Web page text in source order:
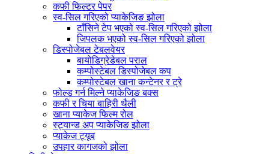
कफी फिल्टर पेपर
स्व-सिल गरिएको प्याकेजिङ झोला
टाँसिने टेप भएको स्व-सिल गरिएको झोला
जिपलक भएको स्व-सिल गरिएको झोला
डिस्पोजेबल टेबलवेयर
बायोडिग्रेडेबल पराल
कम्पोस्टेबल डिस्पोजेबल कप
कम्पोस्टेबल खाना कन्टेनर र ट्रे
फोल्ड गर्न मिल्ने प्याकेजिङ बक्स
कफी र चिया बाहिरी थैली
खाना प्याकेज फिल्म रोल
स्ट्यान्ड अप प्याकेजिङ झोला
प्याकेज ट्यूब
उपहार कागजको झोला